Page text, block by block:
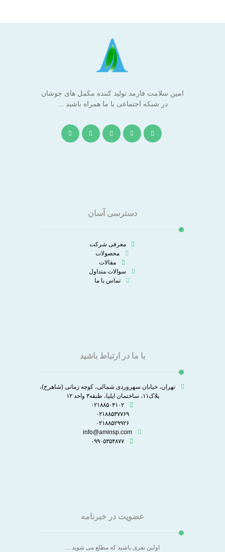
امین سلامت فارمد تولید کننده مکمل های جوشان
در شبکه اجتماعی با ما همراه باشید ...
دسترسی آسان
معرفی شرکت
محصولات
مقالات
سوالات متداول
تماس با ما
با ما در ارتباط باشید
تهران، خیابان سهروردی شمالی، کوچه زمانی (شاهرخ)،
پلاک۱۱، ساختمان ایلیا، طبقه۳ واحد ۱۲
۰۲۱۸۸۵۰۴۱۰۲
۰۲۱۸۸۵۳۷۷۶۹
۰۲۱۸۸۵۲۹۹۲۶
info@aminsp.com
۰۹۹۰۵۳۵۴۸۷۷
عضویت در خبرنامه
اولین نفری باشید که مطلع می شوید ...